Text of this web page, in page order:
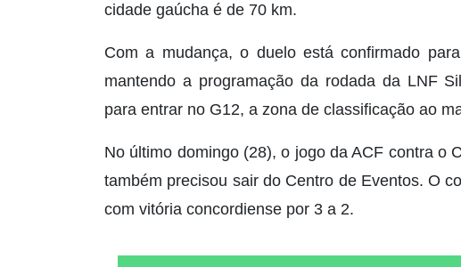
cidade gaúcha é de 70 km.
Com a mudança, o duelo está confirmado
mantendo a programação da rodada da LNF
para entrar no G12, a zona de classificação ao
No último domingo (28), o jogo da ACF contra o
também precisou sair do Centro de Eventos. O
com vitória concordiense por 3 a 2.